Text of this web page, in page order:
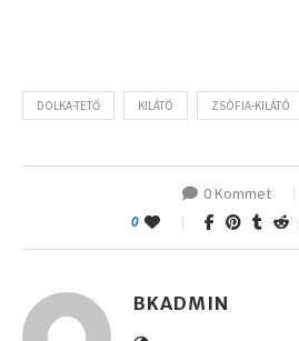
DOLKA-TETŐ KILÁTÓ ZSÓFIA-KILÁTÓ
0 Kommet
0
BKADMIN